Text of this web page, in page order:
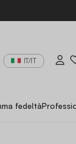
IT/IT
fedeltà